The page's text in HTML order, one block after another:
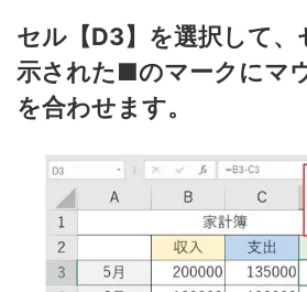
セル【D3】を選択して、
示された■のマークにマ
を合わせます。